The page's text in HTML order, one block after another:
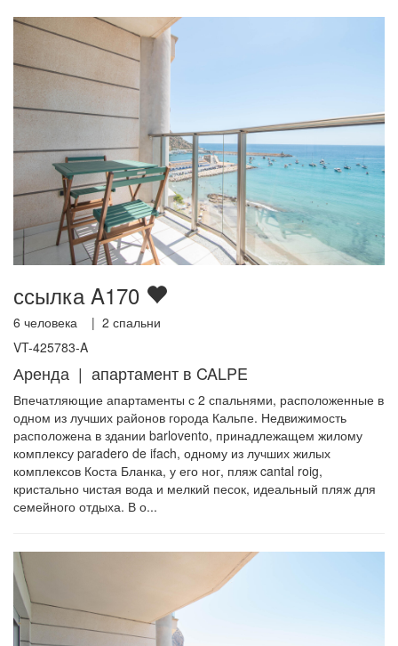
ссылка A170
6 человека | 2 спальни
VT-425783-A
Аренда | апартамент в CALPE
Впечатляющие апартаменты с 2 спальнями, расположенные в
одном из лучших районов города Кальпе. Недвижимость
расположена в здании barlovento, принадлежащем жилому
комплексу paradero de ifach, одному из лучших жилых
комплексов Коста Бланка, у его ног, пляж cantal roig,
кристально чистая вода и мелкий песок, идеальный пляж для
семейного отдыха. В о...